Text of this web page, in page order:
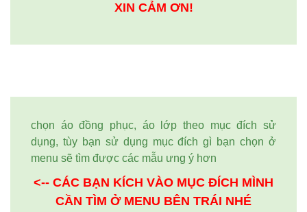
XIN CẢM ƠN!
chọn áo đồng phục, áo lớp theo mục đích sử
dụng, tùy bạn sử dụng mục đích gì bạn chọn ở
menu sẽ tìm được các mẫu ưng ý hơn
<-- CÁC BẠN KÍCH VÀO MỤC ĐÍCH MÌNH
CẦN TÌM Ở MENU BÊN TRÁI NHÉ